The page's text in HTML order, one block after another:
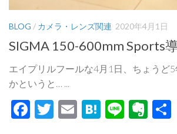
BLOG / カメラ・レンズ関連 2020年4月1日
SIGMA 150-600mm Sports
エイプリルフールな4月1日、ちょうど
かというと… ...
Facebook
Twitter
EmailHatena
Line